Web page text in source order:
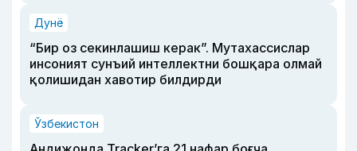
Дунё
“Бир оз секинлашиш керак”. Мутахассислар
инсоният сунъий интеллектни бошқара олмай
қолишидан хавотир билдирди
Ўзбекистон